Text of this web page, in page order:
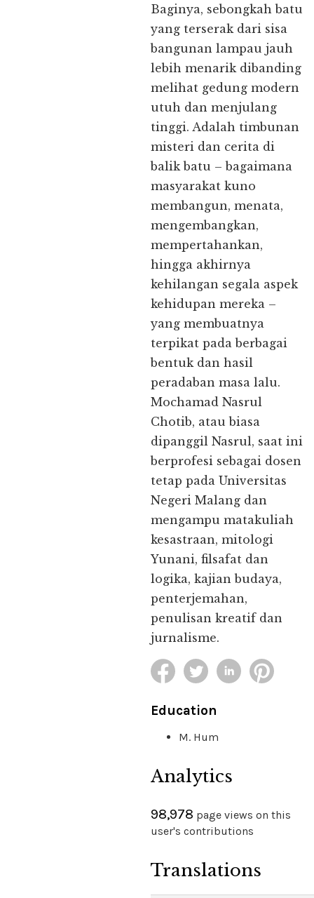
Baginya, sebongkah batu
yang terserak dari sisa
bangunan lampau jauh
lebih menarik dibanding
melihat gedung modern
utuh dan menjulang
tinggi. Adalah timbunan
misteri dan cerita di
balik batu – bagaimana
masyarakat kuno
membangun, menata,
mengembangkan,
mempertahankan,
hingga akhirnya
kehilangan segala aspek
kehidupan mereka –
yang membuatnya
terpikat pada berbagai
bentuk dan hasil
peradaban masa lalu.
Mochamad Nasrul
Chotib, atau biasa
dipanggil Nasrul, saat ini
berprofesi sebagai dosen
tetap pada Universitas
Negeri Malang dan
mengampu matakuliah
kesastraan, mitologi
Yunani, filsafat dan
logika, kajian budaya,
penterjemahan,
penulisan kreatif dan
jurnalisme.
Education
M. Hum
Analytics
98,978 page views on this
user's contributions
Translations